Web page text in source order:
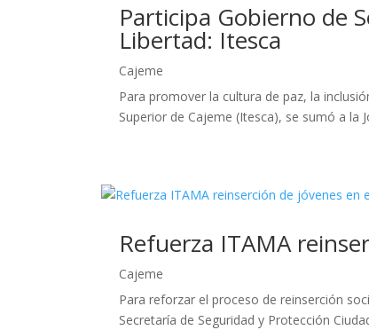
Participa Gobierno de
Libertad: Itesca
Cajeme
Para promover la cultura de paz, la
Superior de Cajeme (Itesca), se sumó a la
Refuerza ITAMA
Cajeme
Para reforzar el proceso de reinserción
Secretaría de Seguridad y Protección